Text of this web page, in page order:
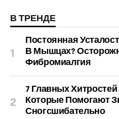
В ТРЕНДЕ
Постоянная
В Мышцах?
Фибромиалгия
7 Главных
Которые Помогают
Сногсшибательно